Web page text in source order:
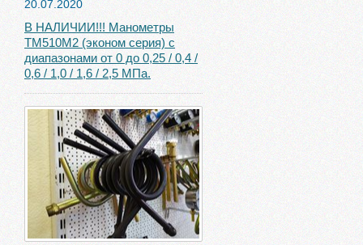
20.07.2020
В НАЛИЧИИ!!! Манометры
ТМ510М2 (эконом серия) с
диапазонами от 0 до 0,25 / 0,4 /
0,6 / 1,0 / 1,6 / 2,5 МПа.